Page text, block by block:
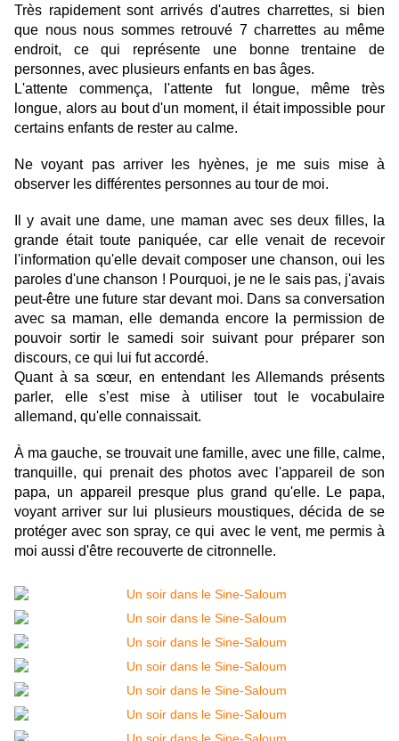
Très rapidement sont arrivés d'autres charrettes, si bien
que nous nous sommes retrouvé 7 charrettes au même
endroit, ce qui représente une bonne trentaine de
personnes, avec plusieurs enfants en bas âges.
L'attente commença, l'attente fut longue, même très
longue, alors au bout d'un moment, il était impossible pour
certains enfants de rester au calme.
Ne voyant pas arriver les hyènes, je me suis mise à
observer les différentes personnes au tour de moi.
Il y avait une dame, une maman avec ses deux filles, la
grande était toute paniquée, car elle venait de recevoir
l'information qu'elle devait composer une chanson, oui les
paroles d'une chanson ! Pourquoi, je ne le sais pas, j'avais
peut-être une future star devant moi. Dans sa conversation
avec sa maman, elle demanda encore la permission de
pouvoir sortir le samedi soir suivant pour préparer son
discours, ce qui lui fut accordé.
Quant à sa sœur, en entendant les Allemands présents
parler, elle s’est mise à utiliser tout le vocabulaire
allemand, qu'elle connaissait.
À ma gauche, se trouvait une famille, avec une fille, calme,
tranquille, qui prenait des photos avec l'appareil de son
papa, un appareil presque plus grand qu'elle. Le papa,
voyant arriver sur lui plusieurs moustiques, décida de se
protéger avec son spray, ce qui avec le vent, me permis à
moi aussi d'être recouverte de citronnelle.